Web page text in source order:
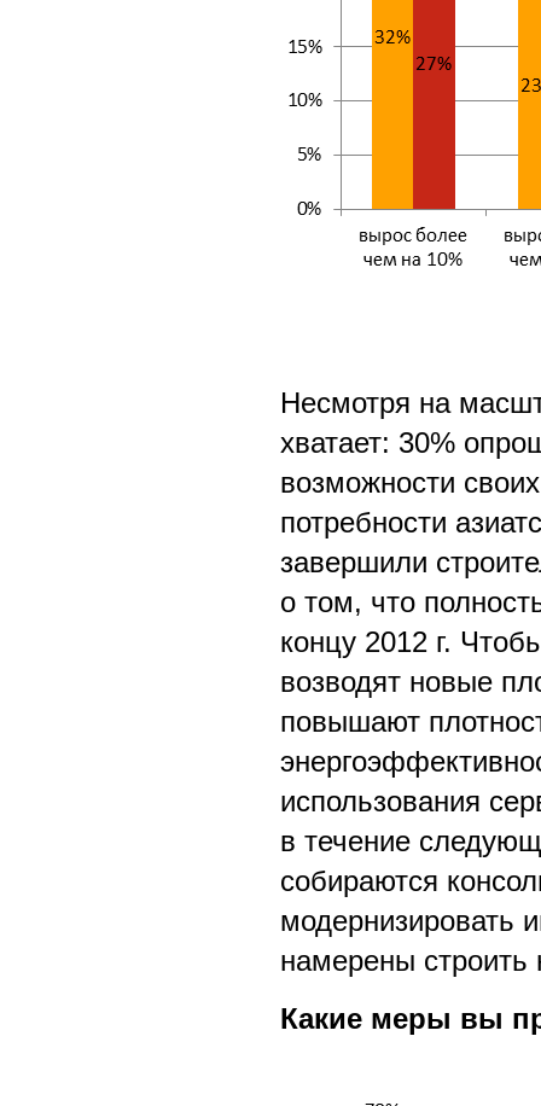
Несмотря на
хватает: 30%
возможности
потребности
завершили
о том, что
концу 2012 г.
возводят новые
повышают
использования
в течение
собираются
модернизировать
намерены строить
Какие меры вы